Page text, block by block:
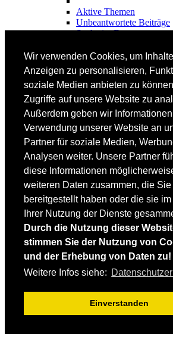
Wir verwenden Cookies, um
Anzeigen zu personalisieren,
soziale Medien anbieten zu
Zugriffe auf unsere Website zu
Außerdem geben wir
Verwendung unserer Website an
Partner für soziale Medien,
Analysen weiter. Unsere Partner
diese Informationen
weiteren Daten zusammen, die
bereitgestellt haben oder die sie
Ihrer Nutzung der Dienste
Durch die Nutzung dieser
stimmen Sie der Nutzung von
und der Erhebung von Daten zu!
Weitere Infos siehe:
Einverstanden
Aktive Themen
Unbeantwortete Beiträge
Suche im Forum
FAHRTECHNIK
Fortgeschrittene
Lehrplan
Videoanalyse
SKI
SKITEST
Ski-FAQ
Tipps Ski-Kauf
Ski-Typen
Skishops
EQUIPMENT
Skibekleidung
Skischuhe
Bootfitting
Skihelme
Skiservice selbst
Impressum / Datenschutz
Mediadaten